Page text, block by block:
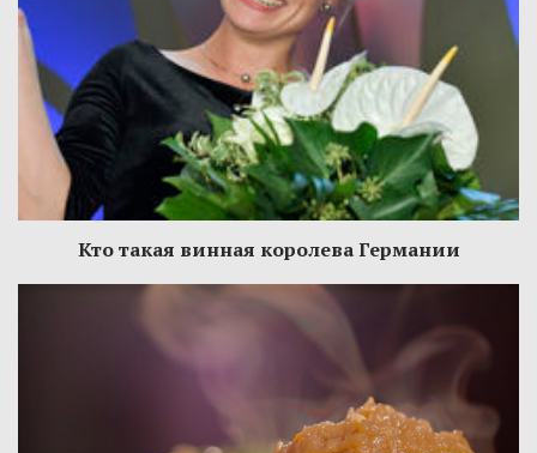
Кто такая винная королева Германии